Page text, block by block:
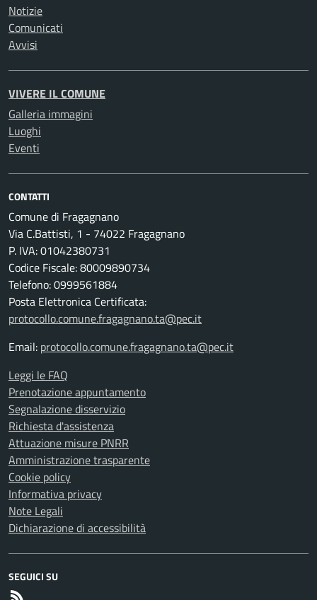
Notizie
Comunicati
Avvisi
VIVERE IL COMUNE
Galleria immagini
Luoghi
Eventi
CONTATTI
Comune di Fragagnano
Via C.Battisti, 1 - 74022 Fragagnano
P. IVA: 01042380731
Codice Fiscale: 80009890734
Telefono: 0999561884
Posta Elettronica Certificata:
protocollo.comune.fragagnano.ta@pec.it
Email: protocollo.comune.fragagnano.ta@pec.it
Leggi le FAQ
Prenotazione appuntamento
Segnalazione disservizio
Richiesta d'assistenza
Attuazione misure PNRR
Amministrazione trasparente
Cookie policy
Informativa privacy
Note Legali
Dichiarazione di accessibilità
SEGUICI SU